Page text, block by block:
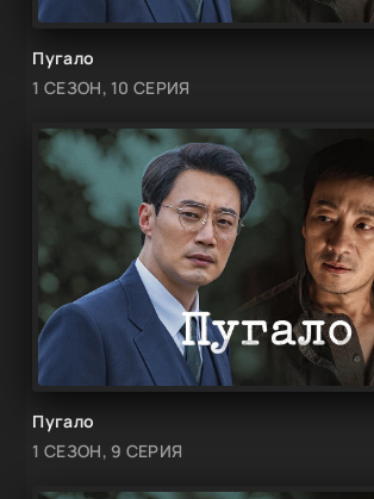
Пугало
1 СЕЗОН, 10 СЕРИЯ
Пугало
1 СЕЗОН, 9 СЕРИЯ